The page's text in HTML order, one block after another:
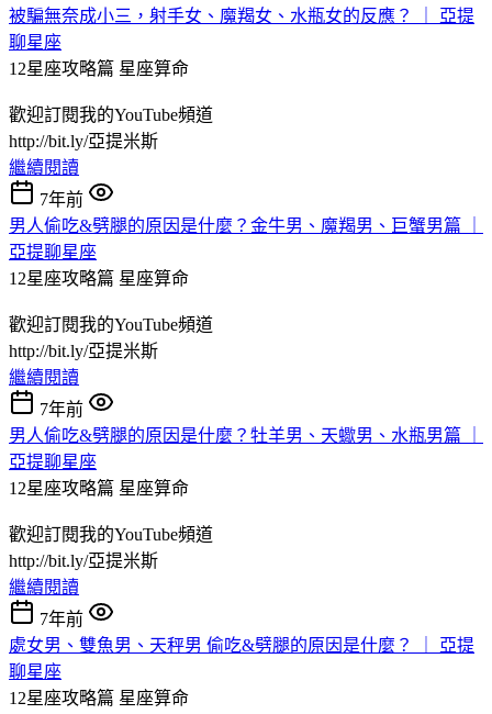
被騙無奈成小三，射手女、魔羯女、水瓶女的反應？ ｜ 亞提
聊星座
12星座攻略篇 星座算命
歡迎訂閱我的YouTube頻道
http://bit.ly/亞提米斯
繼續閱讀
7年前
男人偷吃&劈腿的原因是什麼？金牛男、魔羯男、巨蟹男篇 ｜
亞提聊星座
12星座攻略篇 星座算命
歡迎訂閱我的YouTube頻道
http://bit.ly/亞提米斯
繼續閱讀
7年前
男人偷吃&劈腿的原因是什麼？牡羊男、天蠍男、水瓶男篇 ｜
亞提聊星座
12星座攻略篇 星座算命
歡迎訂閱我的YouTube頻道
http://bit.ly/亞提米斯
繼續閱讀
7年前
處女男、雙魚男、天秤男 偷吃&劈腿的原因是什麼？ ｜ 亞提
聊星座
12星座攻略篇 星座算命